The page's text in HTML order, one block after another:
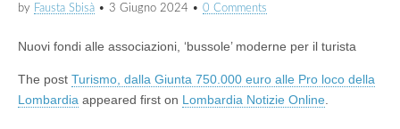
by Fausta Sbisà • 3 Giugno 2024 • 0 Comments
Nuovi fondi alle associazioni, ‘bussole’ moderne per il turista
The post Turismo, dalla Giunta 750.000 euro alle Pro loco della
Lombardia appeared first on Lombardia Notizie Online